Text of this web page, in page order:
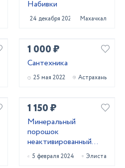
Набивки
24 декабря 2024 Махачкала
1 000 ₽
Сантехника
25 мая 2022 Астрахань
1 150 ₽
Минеральный
порошок
неактивированный
МП-1 ГОСТ 52129-03
и МП-2 ГОСТ 32761-
5 февраля 2024 Элиста